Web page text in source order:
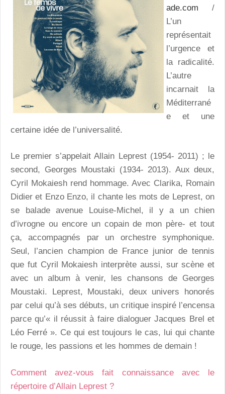
ade.com /
L’un
représentait
l’urgence et
la radicalité.
L’autre
incarnait la
Méditerrané
e et une
certaine idée de l’universalité.
Le premier s’appelait Allain Leprest (1954- 2011) ; le
second, Georges Moustaki (1934- 2013). Aux deux,
Cyril Mokaiesh rend hommage. Avec Clarika, Romain
Didier et Enzo Enzo, il chante les mots de Leprest, on
se balade avenue Louise-Michel, il y a un chien
d’ivrogne ou encore un copain de mon père- et tout
ça, accompagnés par un orchestre symphonique.
Seul, l’ancien champion de France junior de tennis
que fut Cyril Mokaiesh interprète aussi, sur scène et
avec un album à venir, les chansons de Georges
Moustaki. Leprest, Moustaki, deux univers honorés
par celui qu’à ses débuts, un critique inspiré l’encensa
parce qu’« il réussit à faire dialoguer Jacques Brel et
Léo Ferré ». Ce qui est toujours le cas, lui qui chante
le rouge, les passions et les hommes de demain !
Comment avez-vous fait connaissance avec le
répertoire d’Allain Leprest ?